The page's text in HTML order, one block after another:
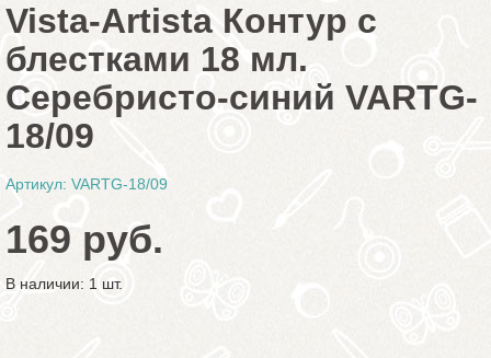
Vista-Artista Контур с
блестками 18 мл.
Серебристо-синий VARTG-
18/09
Артикул: VARTG-18/09
169 руб.
В наличии: 1 шт.